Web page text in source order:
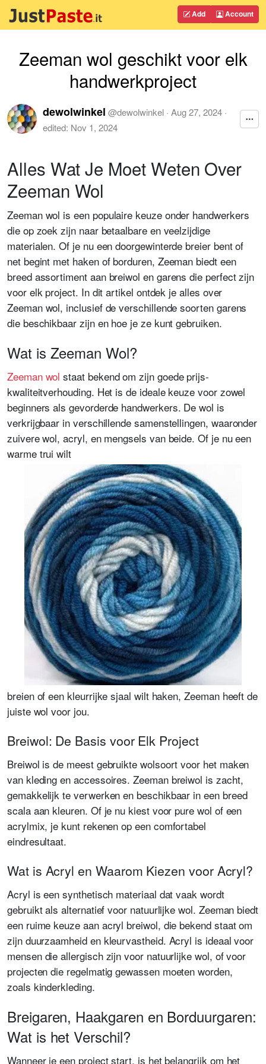
Add Account
Zeeman wol geschikt voor elk
handwerkproject
dewolwinkel @dewolwinkel · Aug 27, 2024 ·
edited: Nov 1, 2024
Alles Wat Je Moet Weten Over
Zeeman Wol
Zeeman wol is een populaire keuze onder handwerkers
die op zoek zijn naar betaalbare en veelzijdige
materialen. Of je nu een doorgewinterde breier bent of
net begint met haken of borduren, Zeeman biedt een
breed assortiment aan breiwol en garens die perfect zijn
voor elk project. In dit artikel ontdek je alles over
Zeeman wol, inclusief de verschillende soorten garens
die beschikbaar zijn en hoe je ze kunt gebruiken.
Wat is Zeeman Wol?
Zeeman wol staat bekend om zijn goede prijs-
kwaliteitverhouding. Het is de ideale keuze voor zowel
beginners als gevorderde handwerkers. De wol is
verkrijgbaar in verschillende samenstellingen, waaronder
zuivere wol, acryl, en mengsels van beide. Of je nu een
warme trui wilt
breien of een kleurrijke sjaal wilt haken, Zeeman heeft de
juiste wol voor jou.
Breiwol: De Basis voor Elk Project
Breiwol is de meest gebruikte wolsoort voor het maken
van kleding en accessoires. Zeeman breiwol is zacht,
gemakkelijk te verwerken en beschikbaar in een breed
scala aan kleuren. Of je nu kiest voor pure wol of een
acrylmix, je kunt rekenen op een comfortabel
eindresultaat.
Wat is Acryl en Waarom Kiezen voor Acryl?
Acryl is een synthetisch materiaal dat vaak wordt
gebruikt als alternatief voor natuurlijke wol. Zeeman biedt
een ruime keuze aan acryl breiwol, die bekend staat om
zijn duurzaamheid en kleurvastheid. Acryl is ideaal voor
mensen die allergisch zijn voor natuurlijke wol, of voor
projecten die regelmatig gewassen moeten worden,
zoals kinderkleding.
Breigaren, Haakgaren en Borduurgaren:
Wat is het Verschil?
Wanneer je een project start, is het belangrijk om het